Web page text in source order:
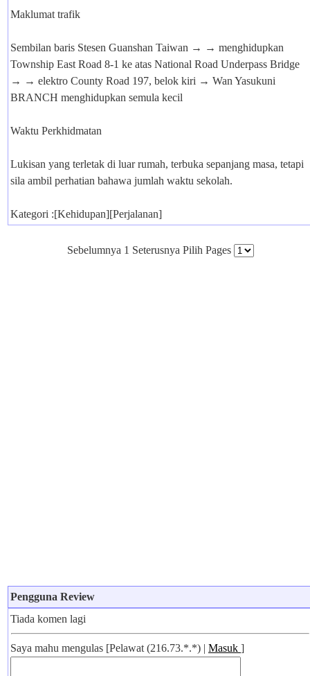
Maklumat trafik
Sembilan baris Stesen Guanshan Taiwan → → menghidupkan
Township East Road 8-1 ke atas National Road Underpass Bridge
→ → elektro County Road 197, belok kiri → Wan Yasukuni
BRANCH menghidupkan semula kecil
Waktu Perkhidmatan
Lukisan yang terletak di luar rumah, terbuka sepanjang masa, tetapi
sila ambil perhatian bahawa jumlah waktu sekolah.
Kategori :[Kehidupan][Perjalanan]
Sebelumnya 1 Seterusnya Pilih Pages
Pengguna Review
Tiada komen lagi
Saya mahu mengulas [Pelawat (216.73.*.*) | Masuk ]